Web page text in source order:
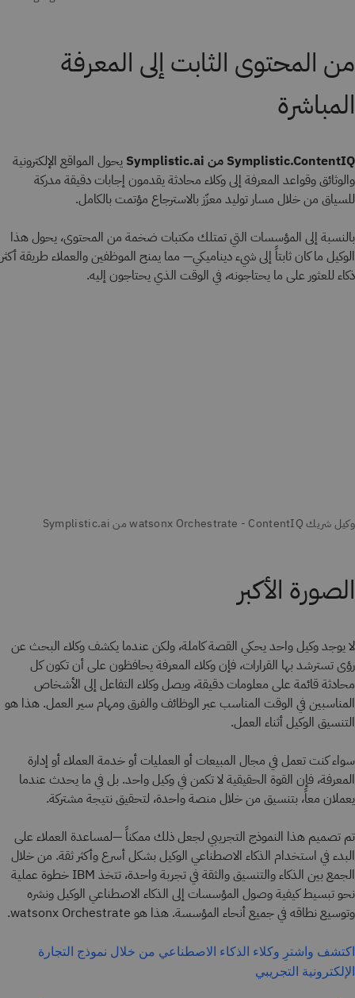
من المحتوى الثابت إلى المعرفة
المباشرة
Symplistic.ContentIQ من Symplistic.ai
يحول المواقع الإلكترونية
والوثائق وقواعد المعرفة إلى وكلاء محادثة يقدمون إجابات دقيقة مدركة
للسياق من خلال مسار توليد معزّز بالاسترجاع مؤتمت بالكامل.
بالنسبة إلى المؤسسات التي تمتلك مكتبات ضخمة من المحتوى، يحول هذا
الوكيل ما كان ثابتاً إلى شيء ديناميكي— مما يمنح الموظفين والعملاء طريقة أكثر
ذكاء للعثور على ما يحتاجونه، في الوقت الذي يحتاجون إليه.
الصورة الأكبر
لا يوجد وكيل واحد يحكي القصة كاملة، ولكن عندما يكشف وكلاء البحث عن
رؤى تسترشد بها القرارات، فإن وكلاء المعرفة يحافظون على أن تكون كل
محادثة قائمة على معلومات دقيقة، ويصل وكلاء التفاعل إلى الأشخاص
المناسبين في الوقت المناسب عبر الوظائف والفرق ومهام سير العمل. هذا هو
التنسيق الوكيل أثناء العمل.
سواء كنت تعمل في مجال المبيعات أو العمليات أو خدمة العملاء أو إدارة
المعرفة، فإن القوة الحقيقية لا تكمن في وكيل واحد. بل في ما يحدث عندما
يعملان معاً، بتنسيق من خلال منصة واحدة، لتحقيق نتيجة مشتركة.
تم تصميم هذا النموذج التجريبي لجعل ذلك ممكناً —لمساعدة العملاء على
البدء في استخدام الذكاء الاصطناعي الوكيل بشكل أسرع وأكثر ثقة. من خلال
الجمع بين الذكاء والتنسيق والثقة في تجربة واحدة، تتخذ IBM خطوة عملية
نحو تبسيط كيفية وصول المؤسسات إلى الذكاء الاصطناعي الوكيل ونشره
وتوسيع نطاقه في جميع أنحاء المؤسسة. هذا هو watsonx Orchestrate.
اكتشف واشترِ وكلاء الذكاء الاصطناعي من خلال نموذج التجارة
الإلكترونية التجريبي